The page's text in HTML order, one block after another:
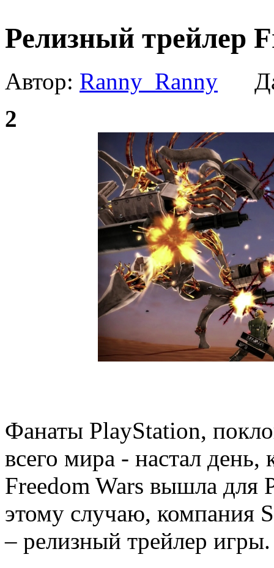
Релизный трейлер
Автор: Ranny_Ranny
2
Фанаты PlayStation,
всего мира - настал
Freedom Wars вышла для
этому случаю, компания
– релизный трейлер игры.